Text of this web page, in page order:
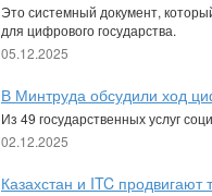
Это системный документ,
для цифрового государства.
05.12.2025
В Минтруда обсудили ход
Из 49 государственных услуг
02.12.2025
Казахстан и ITC